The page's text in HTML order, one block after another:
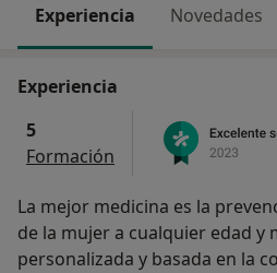
Experiencia Novedades
Experiencia
5
Formación
La mejor medicina es la
de la mujer a cualquier edad y
personalizada y basada en la